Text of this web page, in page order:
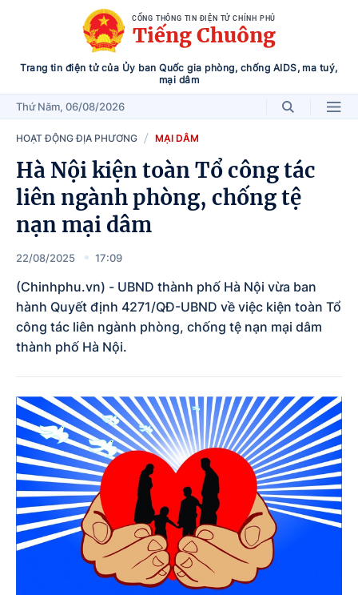
CỔNG THÔNG TIN ĐIỆN TỬ CHÍNH PHỦ
Tiếng Chuông
Trang tin điện tử của Ủy ban Quốc gia phòng, chống AIDS, ma tuý,
mại dâm
Thứ Năm, 06/08/2026
HOẠT ĐỘNG ĐỊA PHƯƠNG MẠI DÂM
Hà Nội kiện toàn Tổ công tác
liên ngành phòng, chống tệ
nạn mại dâm
22/08/2025 17:09
(Chinhphu.vn) - UBND thành phố Hà Nội vừa ban
hành Quyết định 4271/QĐ-UBND về việc kiện toàn Tổ
công tác liên ngành phòng, chống tệ nạn mại dâm
thành phố Hà Nội.